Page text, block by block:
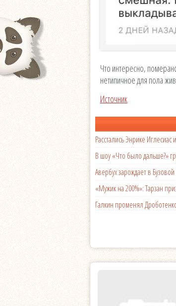
Что интересно,
нетипичное для пола
Источник
Расстались Энрике Иглесиас
В шоу «Что было дальше?»
Авербух зарождает в
«Мужик на 200%»: Тарзан
Галкин променял